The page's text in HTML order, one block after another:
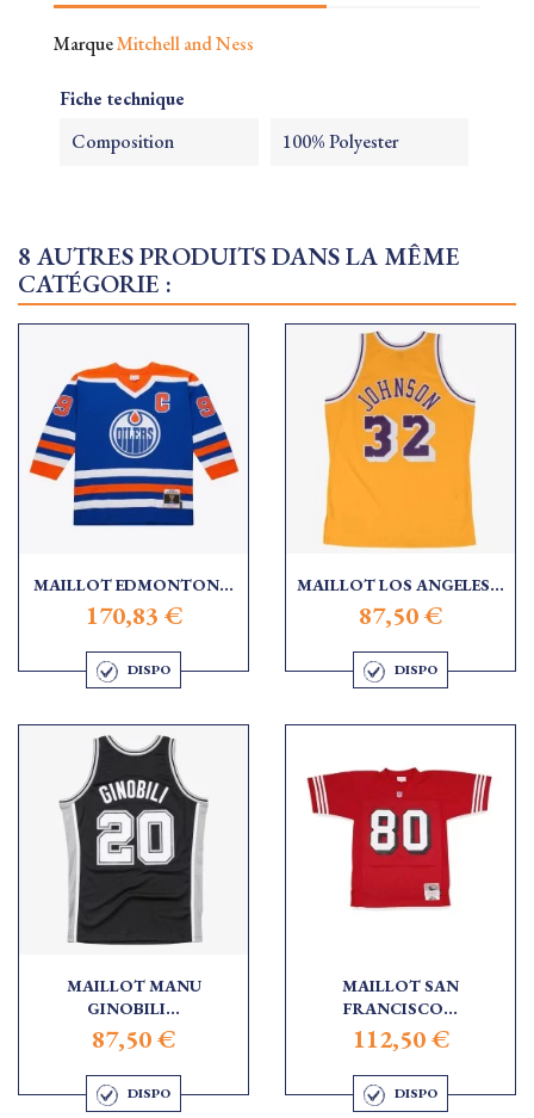
MarqueMitchell and Ness
Fiche technique
Composition 100% Polyester
8 AUTRES PRODUITS DANS LA MÊME
CATÉGORIE :
MAILLOT EDMONTON...
170,83 €
DISPO
MAILLOT LOS ANGELES...
87,50 €
DISPO
MAILLOT MANU
GINOBILI...
87,50 €
DISPO
MAILLOT SAN
FRANCISCO...
112,50 €
DISPO